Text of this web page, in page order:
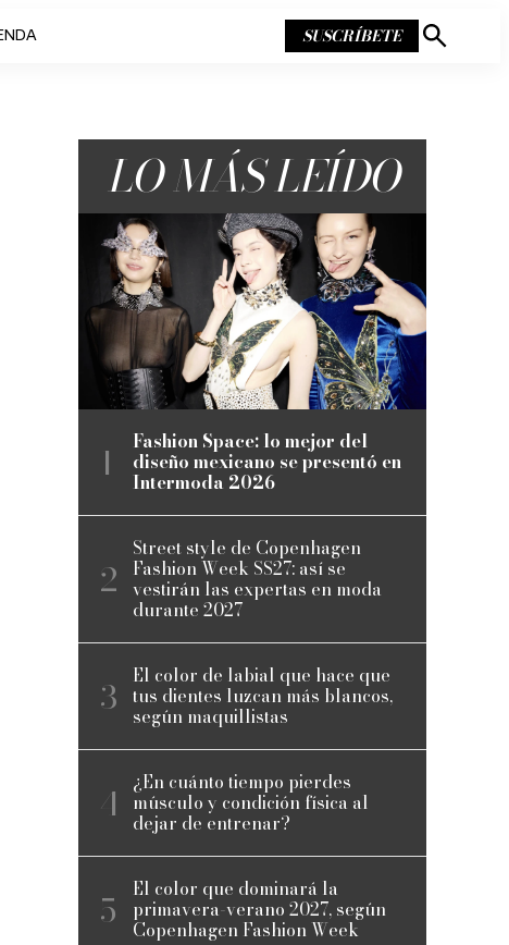
SUSCRÍBETE
Mostrar
LO MÁS LEÍDO
Fashion Space: lo mejor del
diseño mexicano se presentó en
Intermoda 2026
Street style de Copenhagen
Fashion Week SS27: así se
vestirán las expertas en moda
durante 2027
El color de labial que hace que
tus dientes luzcan más blancos,
según maquillistas
¿En cuánto tiempo pierdes
músculo y condición física al
dejar de entrenar?
El color que dominará la
primavera-verano 2027, según
Copenhagen Fashion Week